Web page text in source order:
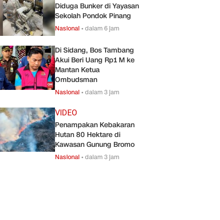
Diduga Bunker di Yayasan
Sekolah Pondok Pinang
Nasional •dalam 6 jam
Di Sidang, Bos Tambang
Akui Beri Uang Rp1 M ke
Mantan Ketua
Ombudsman
Nasional •dalam 3 jam
VIDEO
Penampakan Kebakaran
Hutan 80 Hektare di
Kawasan Gunung Bromo
Nasional •dalam 3 jam